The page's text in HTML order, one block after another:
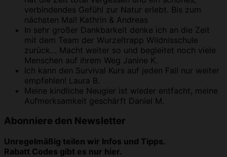
verbindendes Gefühl zur Natur erlebt. Bis zum
nächsten Mal! Kathrin & Andreas
In sehr großer Dankbarkeit denke ich an die Zeit
mit dem Team der Wurzeltrapp Wildnisschule
zurück… Macht weiter so und begleitet noch viele
Menschen auf ihrem Weg Janine K.
Ich kann den Survival Kurs auf jeden Fall nur weiter
empfehlen! Laura B.
Meine kindliche Neugier ist wieder entfacht, meine
Aufmerksamkeit geschärft Daniel M.
Abonniere den Newsletter
Unregelmäßig teilen wir Infos und Tipps.
Rabatt Codes gibt es nur hier.